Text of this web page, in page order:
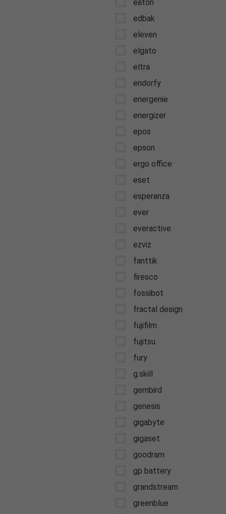
eaton
edbak
eleven
elgato
eltra
endorfy
energenie
energizer
epos
epson
ergo office
eset
esperanza
ever
everactive
ezviz
fanttik
firesco
fossibot
fractal design
fujifilm
fujitsu
fury
g.skill
gembird
genesis
gigabyte
gigaset
goodram
gp battery
grandstream
greenblue